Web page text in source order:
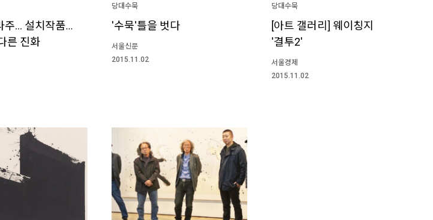
주… 설치작품…
른 진화
당대수묵
'수묵'틀을 벗다
서울신문
2015.11.02
당대수묵
[아트 갤러리] 웨이칭지
'결투2'
서울경제
2015.11.02